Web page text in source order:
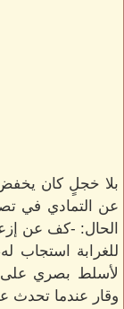
بلا خجلٍ كان
عن التمادي في
الحال: -كف عن
للغرابة استجاب
لأسلط بصري على
وقار عندما تحدث